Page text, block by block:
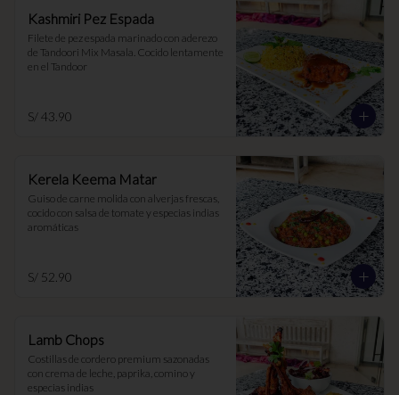
Kashmiri Pez Espada
Filete de pez espada marinado con aderezo
de Tandoori Mix Masala. Cocido lentamente
en el Tandoor
S/ 43.90
Kerela Keema Matar
Guiso de carne molida con alverjas frescas,
cocido con salsa de tomate y especias indias
aromáticas
S/ 52.90
Lamb Chops
Costillas de cordero premium sazonadas
con crema de leche, paprika, comino y
especias indias